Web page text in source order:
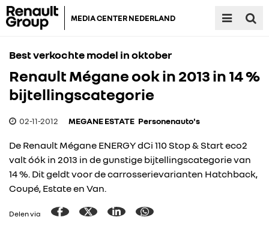
MEDIA CENTER NEDERLAND
Best verkochte model in oktober
Renault Mégane ook in 2013 in 14 %
bijtellingscategorie
02-11-2012 MEGANE ESTATE Personenauto's
De Renault Mégane ENERGY dCi 110 Stop & Start eco2
valt óók in 2013 in de gunstige bijtellingscategorie van
14 %. Dit geldt voor de carrosserievarianten Hatchback,
Coupé, Estate en Van.
Delen via